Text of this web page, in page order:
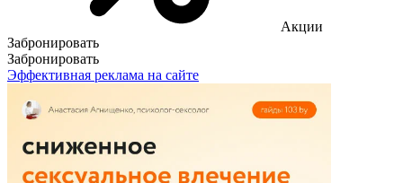
Акции
Забронировать
Забронировать
Эффективная реклама на сайте